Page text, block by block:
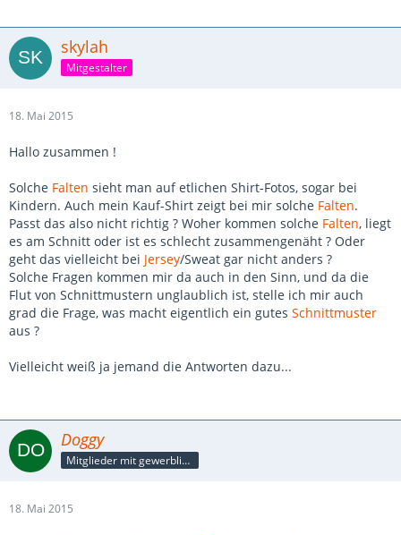
skylah
Mitgestalter
18. Mai 2015
Hallo zusammen !
Solche Falten sieht man auf etlichen Shirt-Fotos, sogar bei
Kindern. Auch mein Kauf-Shirt zeigt bei mir solche Falten.
Passt das also nicht richtig ? Woher kommen solche Falten, liegt
es am Schnitt oder ist es schlecht zusammengenäht ? Oder
geht das vielleicht bei Jersey/Sweat gar nicht anders ?
Solche Fragen kommen mir da auch in den Sinn, und da die
Flut von Schnittmustern unglaublich ist, stelle ich mir auch
grad die Frage, was macht eigentlich ein gutes Schnittmuster
aus ?
Vielleicht weiß ja jemand die Antworten dazu...
Doggy
Mitglieder mit gewerblicher Verbindung, auch als Mitarbeiter/in
18. Mai 2015